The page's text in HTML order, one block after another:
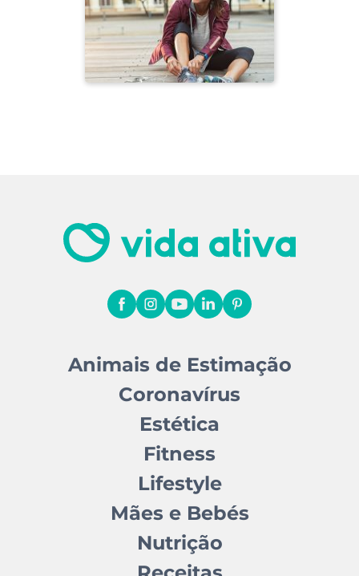
Animais de Estimação
Coronavírus
Estética
Fitness
Lifestyle
Mães e Bebés
Nutrição